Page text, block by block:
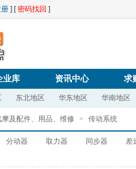
] [密码找回 ]
业库 资讯中心 求
东北地区 华东地区 华南地区
摩及配件、用品、维修 > 传动系统
分动器 取力器 同步器
差